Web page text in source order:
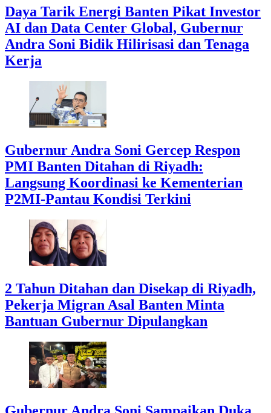
Daya Tarik Energi Banten Pikat Investor
AI dan Data Center Global, Gubernur
Andra Soni Bidik Hilirisasi dan Tenaga
Kerja
Gubernur Andra Soni Gercep Respon
PMI Banten Ditahan di Riyadh:
Langsung Koordinasi ke Kementerian
P2MI-Pantau Kondisi Terkini
2 Tahun Ditahan dan Disekap di Riyadh,
Pekerja Migran Asal Banten Minta
Bantuan Gubernur Dipulangkan